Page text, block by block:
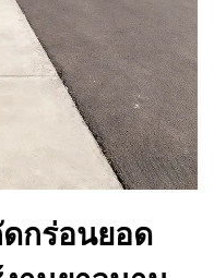
กร่อนยอด